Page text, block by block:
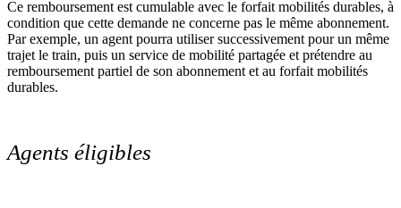
Ce remboursement est cumulable avec le forfait mobilités durables, à
condition que cette demande ne concerne pas le même abonnement.
Par exemple, un agent pourra utiliser successivement pour un même
trajet le train, puis un service de mobilité partagée et prétendre au
remboursement partiel de son abonnement et au forfait mobilités
durables.
Agents éligibles